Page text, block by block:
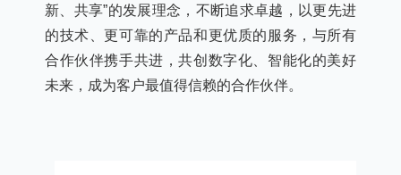
新、共享”的发展理念，不断追求卓越，以更先进
的技术、更可靠的产品和更优质的服务，与所有
合作伙伴携手共进，共创数字化、智能化的美好
未来，成为客户最值得信赖的合作伙伴。